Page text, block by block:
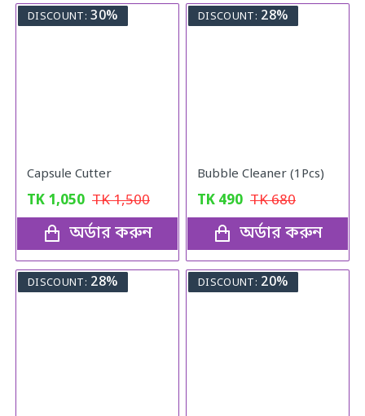
DISCOUNT: 30%
Capsule Cutter
TK 1,050 TK1,500
অর্ডার করুন
DISCOUNT: 28%
Bubble Cleaner (1Pcs)
TK 490 TK680
অর্ডার করুন
DISCOUNT: 28% DISCOUNT: 20%